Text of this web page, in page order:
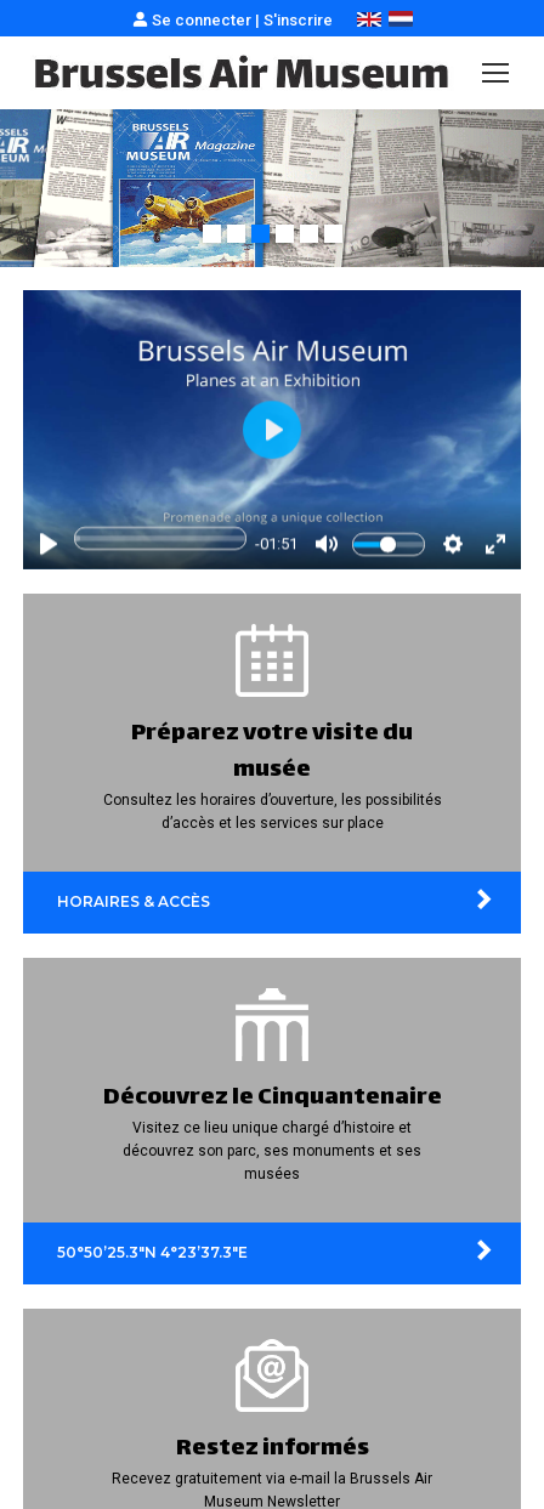
Se connecter| S'inscrire
-01:51
Play
Préparez votre visite du
musée
Consultez les horaires d’ouverture, les possibilités
d’accès et les services sur place
HORAIRES & ACCÈS
Découvrez le Cinquantenaire
Visitez ce lieu unique chargé d’histoire et
découvrez son parc, ses monuments et ses
musées
50°50’25.3″N 4°23’37.3″E
Restez informés
Recevez gratuitement via e-mail la Brussels Air
Museum Newsletter